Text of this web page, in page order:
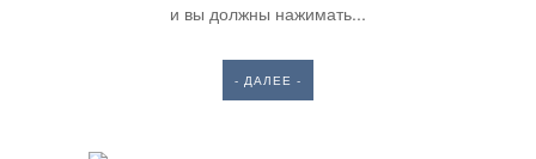
и вы должны нажимать...
- ДАЛЕЕ -